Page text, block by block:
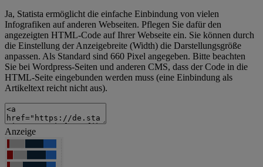
Ja, Statista ermöglicht die einfache Einbindung von vielen
Infografiken auf anderen Webseiten. Pflegen Sie dafür den
angezeigten HTML-Code auf Ihrer Webseite ein. Sie können durch
die Einstellung der Anzeigebreite (Width) die Darstellungsgröße
anpassen. Als Standard sind 660 Pixel angegeben. Bitte beachten
Sie bei Wordpress-Seiten und anderen CMS, dass der Code in die
HTML-Seite eingebunden werden muss (eine Einbindung als
Artikeltext reicht nicht aus).
Anzeige